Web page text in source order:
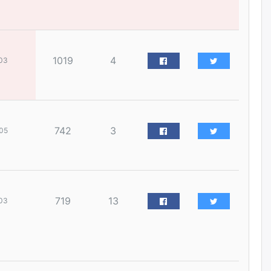
уржигдар
Орон сууц, нийтийн аж ахуй,
авто зам, тохижилт
холбоотой ГОМДОЛ их байгааг
суулгана гэх мэтээр дарамталдаг
1019 4
742 3
719 13